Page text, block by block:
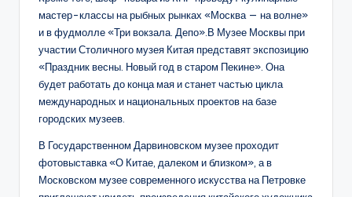
мастер-классы на рыбных рынках «Москва — на волне»
и в фудмолле «Три вокзала. Депо».В Музее Москвы при
участии Столичного музея Китая представят экспозицию
«Праздник весны. Новый год в старом Пекине». Она
будет работать до конца мая и станет частью цикла
международных и национальных проектов на базе
городских музеев.
В Государственном Дарвиновском музее проходит
фотовыставка «О Китае, далеком и близком», а в
Московском музее современного искусства на Петровке